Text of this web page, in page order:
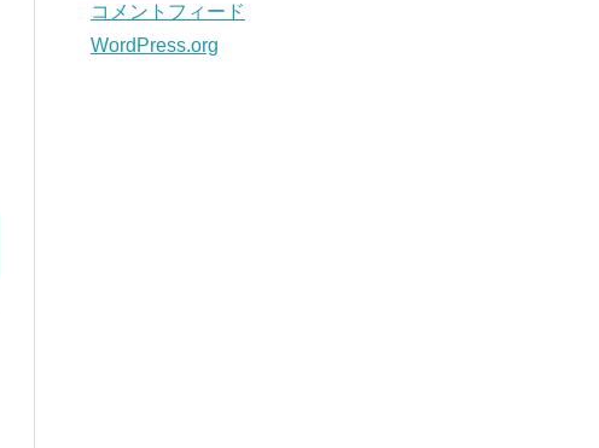
コメントフィード
WordPress.org